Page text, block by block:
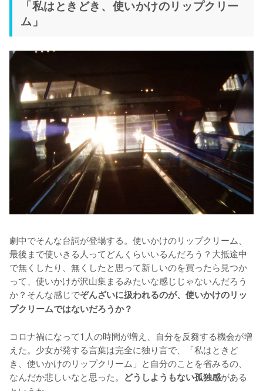
「私はときどき、使いかけのリップクリー
ム」
劇中でそんな台詞が登場する。使いかけのリップクリーム、
最後まで使いきる人ってどんくらいいるんだろう？大抵途中
で無くしたり、無くしたと思って新しいのを買ったら見つか
って、使いかけが沢山集まるみたいな感じじゃないんだろう
か？そんな感じでぞんざいに扱われるのが、使いかけのリッ
プクリームではないだろうか？
コロナ禍になって1人の時間が増え、自分を反芻する機会が増
えた。少女が発する言葉は完全に独り言で、「私はときど
き、使いかけのリップクリーム」と自分のことを省みるの、
なんだか悲しいなと思った。 どうしようもない孤独感がある